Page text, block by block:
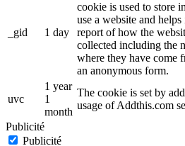
_gid 1 day
cookie is used to store
use a website and
report of how the
collected including the
where they have come
an anonymous form.
uvc
1 year
1
month
The cookie is set by
usage of Addthis.com
Publicité
Publicité